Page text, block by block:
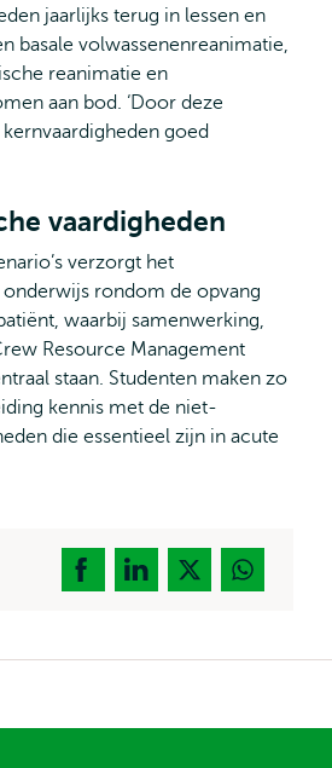
jaarlijks terug in lessen en
basale volwassenenreanimatie,
reanimatie en
aan bod. ‘Door deze
goed
vaardigheden
verzorgt het
rondom de opvang
waarbij samenwerking,
Resource Management
staan. Studenten maken zo
kennis met de niet-
die essentieel zijn in acute